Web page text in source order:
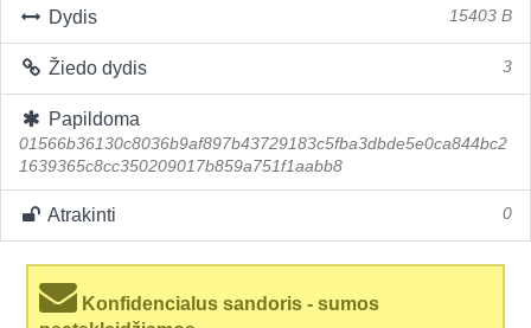
Dydis 15403 B
Žiedo dydis 3
Papildoma
01566b36130c8036b9af897b43729183c5fba3dbde5e0ca844bc2
1639365c8cc350209017b859a751f1aabb8
Atrakinti 0
Konfidencialus sandoris - sumos